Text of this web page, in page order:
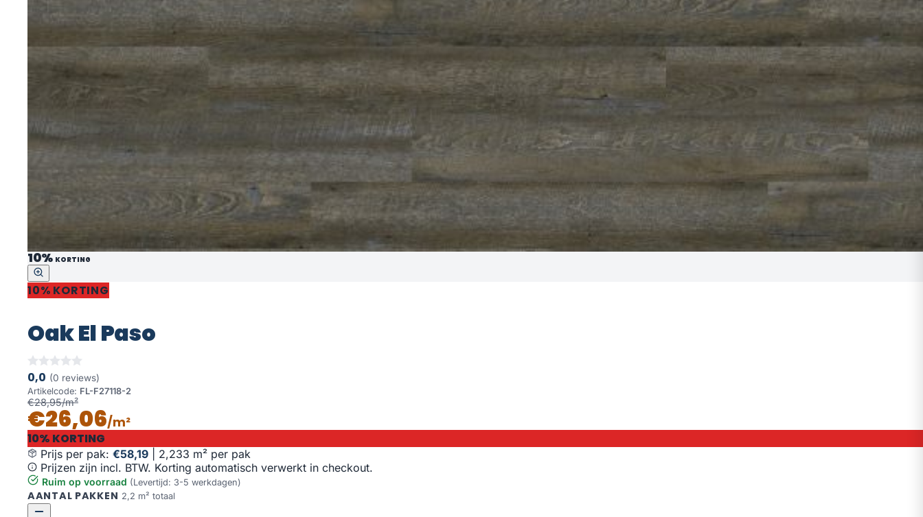
10% KORTING
10% KORTING
Oak El Paso
0,0 (0 reviews)
Artikelcode: FL-F27118-2
€28,95/m²
€26,06/m²
10% KORTING
Prijs per pak: €58,19
2,233 m² per pak
Prijzen zijn incl. BTW. Korting automatisch verwerkt in checkout.
Ruim op voorraad (Levertijd: 3-5 werkdagen)
AANTAL PAKKEN 2,2 m² totaal